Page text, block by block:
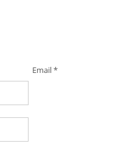
Email *